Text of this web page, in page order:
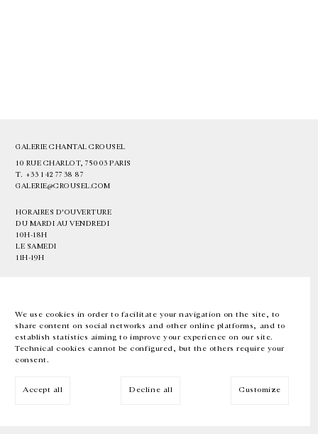
We use cookies in order to facilitate your navigation on the site, to
share content on social networks and other online platforms, and to
establish statistics aiming to improve your experience on our site.
Technical cookies cannot be configured, but the others require your
consent.
Accept all Decline all Customize
GALERIE CHANTAL CROUSEL
10 RUE CHARLOT, 75003 PARIS
T. +33 1 42 77 38 87
GALERIE@CROUSEL.COM
HORAIRES D'OUVERTURE
DU MARDI AU VENDREDI
10H-18H
LE SAMEDI
11H-19H
EN FR 中文 Facebook Instagram
Inscrivez-vous à notre newsletter